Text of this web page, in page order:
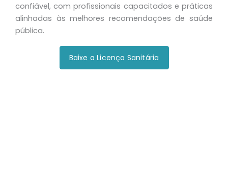
confiável, com profissionais capacitados e práticas
alinhadas às melhores recomendações de saúde
pública.
Baixe a Licença Sanitária